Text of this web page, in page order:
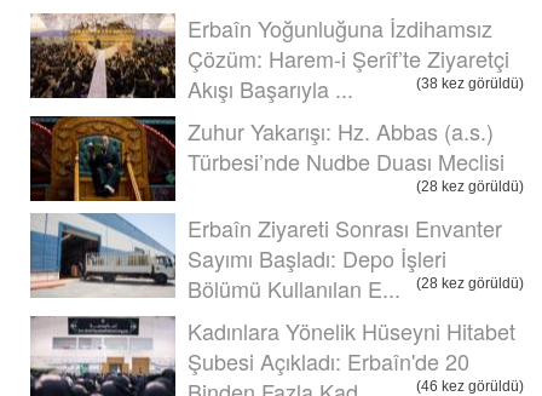
Erbaîn Yoğunluğuna İzdihamsız
Çözüm: Harem-i Şerîf’te Ziyaretçi
Akışı Başarıyla ...
(38 kez görüldü)
Zuhur Yakarışı: Hz. Abbas (a.s.)
Türbesi’nde Nudbe Duası Meclisi
(28 kez görüldü)
Erbaîn Ziyareti Sonrası Envanter
Sayımı Başladı: Depo İşleri
Bölümü Kullanılan E...
(28 kez görüldü)
Kadınlara Yönelik Hüseyni Hitabet
Şubesi Açıkladı: Erbaîn'de 20
(46 kez görüldü)